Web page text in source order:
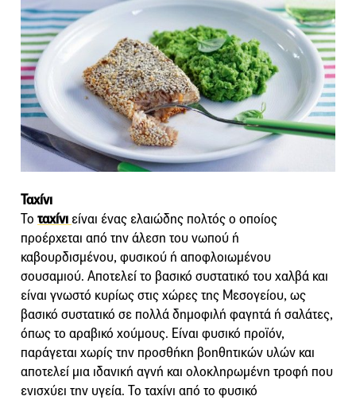
Ταχίνι
Το ταχίνι είναι ένας ελαιώδης πολτός ο οποίος
προέρχεται από την άλεση του νωπού ή
καβουρδισμένου, φυσικού ή αποφλοιωμένου
σουσαμιού. Αποτελεί το βασικό συστατικό του χαλβά και
είναι γνωστό κυρίως στις χώρες της Μεσογείου, ως
βασικό συστατικό σε πολλά δημοφιλή φαγητά ή σαλάτες,
όπως το αραβικό χούμους. Είναι φυσικό προϊόν,
παράγεται χωρίς την προσθήκη βοηθητικών υλών και
αποτελεί μια ιδανική αγνή και ολοκληρωμένη τροφή που
ενισχύει την υγεία. Το ταχίνι από το φυσικό